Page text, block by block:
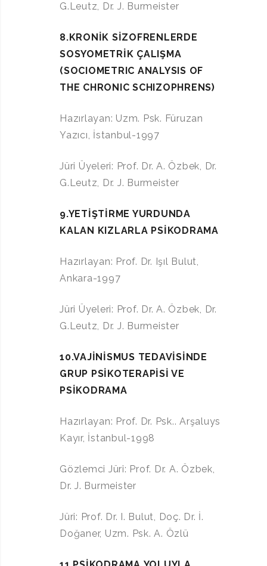
G.Leutz, Dr. J. Burmeister
8.KRONİK SİZOFRENLERDE
SOSYOMETRİK ÇALIŞMA
(SOCIOMETRIC ANALYSIS OF
THE CHRONIC SCHIZOPHRENS)
Hazırlayan: Uzm. Psk. Füruzan
Yazıcı, İstanbul-1997
Jüri Üyeleri: Prof. Dr. A. Özbek, Dr.
G.Leutz, Dr. J. Burmeister
9.YETİŞTİRME YURDUNDA
KALAN KIZLARLA PSİKODRAMA
Hazırlayan: Prof. Dr. Işıl Bulut,
Ankara-1997
Jüri Üyeleri: Prof. Dr. A. Özbek, Dr.
G.Leutz, Dr. J. Burmeister
10.VAJİNİSMUS TEDAVİSİNDE
GRUP PSİKOTERAPİSİ VE
PSİKODRAMA
Hazırlayan: Prof. Dr. Psk.. Arşaluys
Kayır, İstanbul-1998
Gözlemci Jüri: Prof. Dr. A. Özbek,
Dr. J. Burmeister
Jüri: Prof. Dr. I. Bulut, Doç. Dr. İ.
Doğaner, Uzm. Psk. A. Özlü